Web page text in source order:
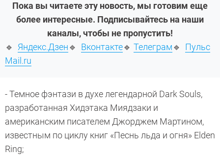
Пока вы читаете эту новость, мы готовим еще
более интересные. Подписывайтесь на наши
каналы, чтобы не пропустить!
🔹 Яндекс.Дзен🔹 Вконтакте🔹 Телеграм🔹 Пульс
Mail.ru
- Темное фэнтази в духе легендарной Dark Souls,
разработанная Хидэтака Миядзаки и
американским писателем Джорджем Мартином,
известным по циклу книг «Песнь льда и огня» Elden
Ring;